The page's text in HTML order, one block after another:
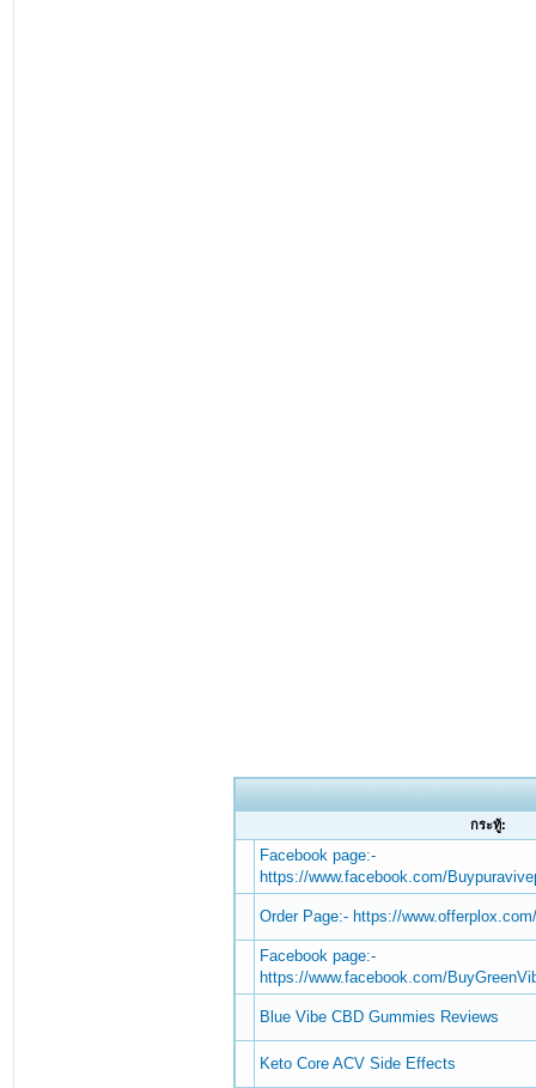
กระทู้:
Facebook page:-
https://www.facebook.com/
Order Page:- https://
Facebook page:-
https://www.facebook.com/
Blue Vibe CBD Gummies Reviews
Keto Core ACV Side Effects